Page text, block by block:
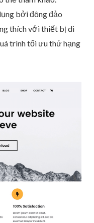
bởi đông đảo
thích với thiết bị di
trình tối ưu thứ hạng